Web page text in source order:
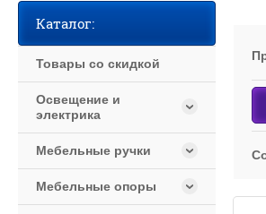
Каталог:
Товары со скидкой
Освещение и
электрика
Мебельные ручки
Мебельные опоры